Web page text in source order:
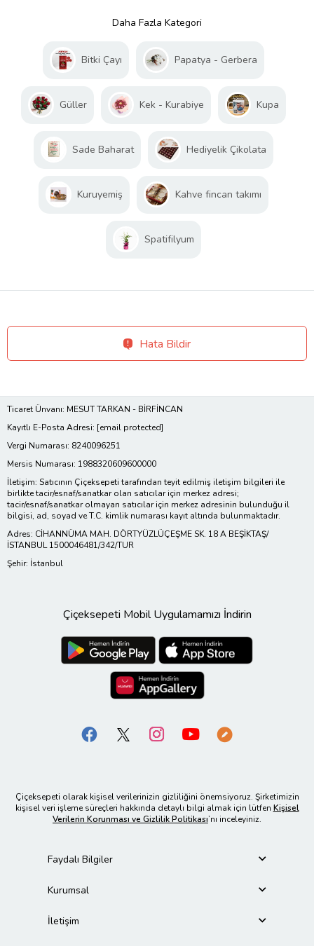
Daha Fazla Kategori
Bitki Çayı Papatya - Gerbera
Güller Kek - Kurabiye Kupa
Sade Baharat Hediyelik Çikolata
Kuruyemiş Kahve fincan takımı
Spatifilyum
Hata Bildir
Ticaret Ünvanı: MESUT TARKAN - BİRFİNCAN
Kayıtlı E-Posta Adresi: [email protected]
Vergi Numarası: 8240096251
Mersis Numarası: 1988320609600000
İletişim: Satıcının Çiçeksepeti tarafından teyit edilmiş iletişim bilgileri ile
birlikte tacir/esnaf/sanatkar olan satıcılar için merkez adresi;
tacir/esnaf/sanatkar olmayan satıcılar için merkez adresinin bulunduğu il
bilgisi, ad, soyad ve T.C. kimlik numarası kayıt altında bulunmaktadır.
Adres: CİHANNÜMA MAH. DÖRTYÜZLÜÇEŞME SK. 18 A BEŞİKTAŞ/
İSTANBUL 1500046481/342/TUR
Şehir: İstanbul
Çiçeksepeti Mobil Uygulamamızı İndirin
Çiçeksepeti olarak kişisel verilerinizin gizliliğini önemsiyoruz. Şirketimizin
kişisel veri işleme süreçleri hakkında detaylı bilgi almak için lütfen Kişisel
Verilerin Korunması ve Gizlilik Politikası’nı inceleyiniz.
Faydalı Bilgiler
Kurumsal
İletişim